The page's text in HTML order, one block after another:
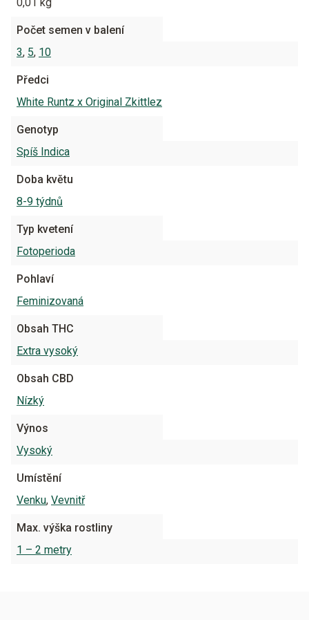
Počet semen v balení
3, 5, 10
Předci
White Runtz x Original Zkittlez
Genotyp
Spíš Indica
Doba květu
8-9 týdnů
Typ kvetení
Fotoperioda
Pohlaví
Feminizovaná
Obsah THC
Extra vysoký
Obsah CBD
Nízký
Výnos
Vysoký
Umístění
Venku, Vevnitř
Max. výška rostliny
1 – 2 metry